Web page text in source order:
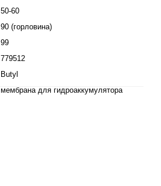
50-60
90 (горловина)
99
779512
Butyl
мембрана для гидроаккумулятора